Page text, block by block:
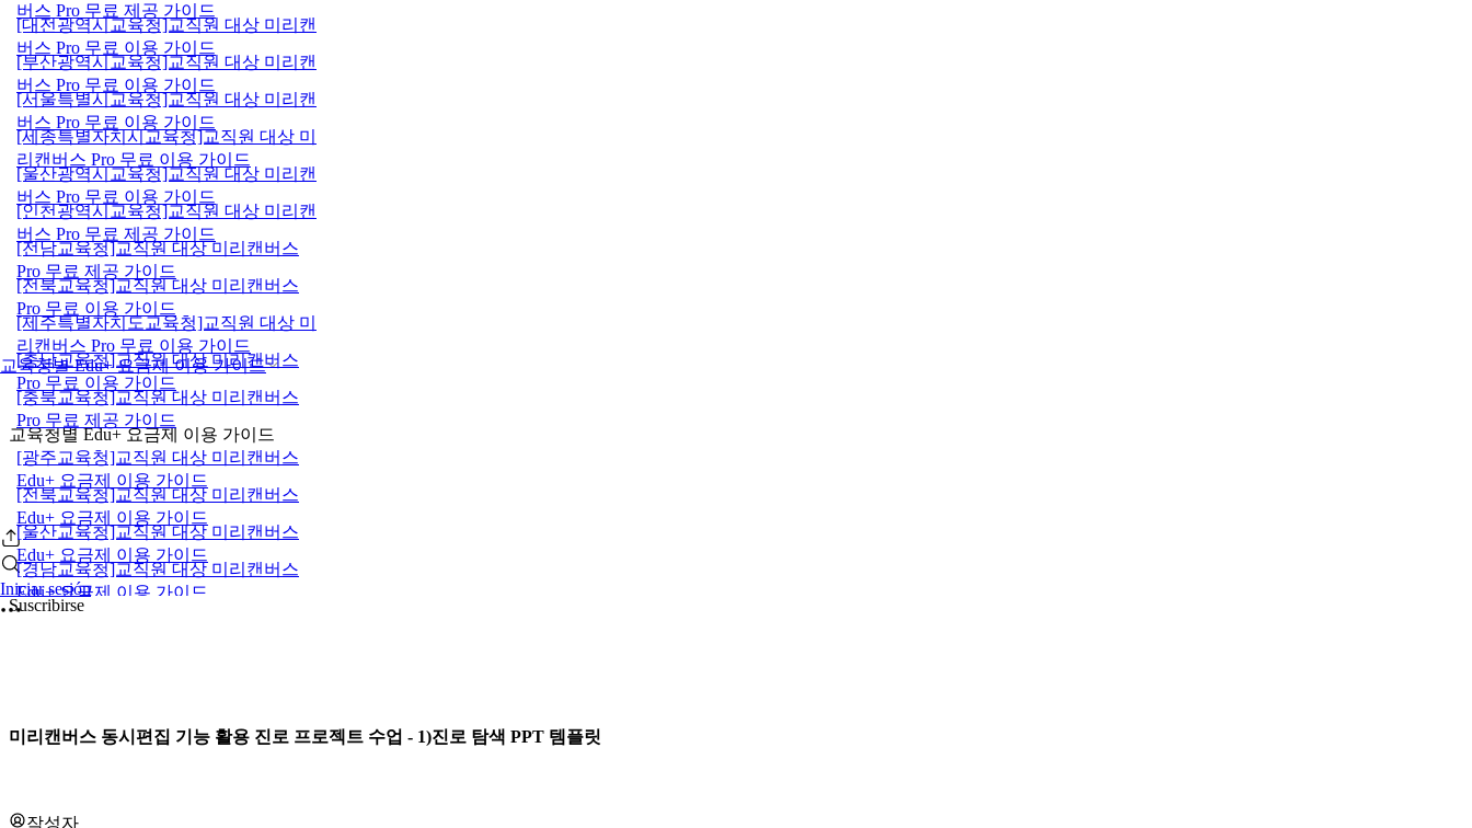
교육청별 Edu+ 요금제 이용 가이드
Iniciar sesión
버스 Pro 무료 제공 가이드
[대전광역시교육청]교직원 대상 미리캔
버스 Pro 무료 이용 가이드
[부산광역시교육청]교직원 대상 미리캔
버스 Pro 무료 이용 가이드
[서울특별시교육청]교직원 대상 미리캔
버스 Pro 무료 이용 가이드
[세종특별자치시교육청]교직원 대상 미
리캔버스 Pro 무료 이용 가이드
[울산광역시교육청]교직원 대상 미리캔
버스 Pro 무료 이용 가이드
[인천광역시교육청]교직원 대상 미리캔
버스 Pro 무료 제공 가이드
[전남교육청]교직원 대상 미리캔버스
Pro 무료 제공 가이드
[전북교육청]교직원 대상 미리캔버스
Pro 무료 이용 가이드
[제주특별자치도교육청]교직원 대상 미
리캔버스 Pro 무료 이용 가이드
[충남교육청]교직원 대상 미리캔버스
Pro 무료 이용 가이드
[충북교육청]교직원 대상 미리캔버스
Pro 무료 제공 가이드
교육청별 Edu+ 요금제 이용 가이드
[광주교육청]교직원 대상 미리캔버스
Edu+ 요금제 이용 가이드
[전북교육청]교직원 대상 미리캔버스
Edu+ 요금제 이용 가이드
[울산교육청]교직원 대상 미리캔버스
Edu+ 요금제 이용 가이드
[경남교육청]교직원 대상 미리캔버스
Edu+ 요금제 이용 가이드
Suscribirse
미리캔버스 동시편집 기능 활용 진로 프로젝트 수업 - 1)진로 탐색 PPT 템플릿
작성자